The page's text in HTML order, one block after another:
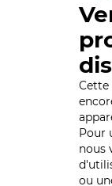
Cette
Pour
nous
ou